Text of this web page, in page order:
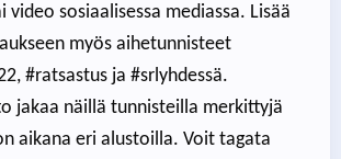
video sosiaalisessa mediassa. Lisää
myös aihetunnisteet
#ratsastus ja #srlyhdessä.
jakaa näillä tunnisteilla merkittyjä
aikana eri alustoilla. Voit tagata